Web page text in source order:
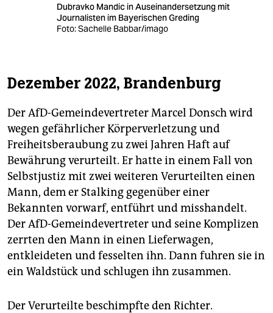
Dubravko Mandic in Auseinandersetzung mit
Journalisten im Bayerischen Greding
Foto: Sachelle Babbar/imago
Dezember 2022, Brandenburg
Der AfD-Gemeindevertreter Marcel Donsch wird
wegen gefährlicher Körperverletzung und
Freiheitsberaubung zu zwei Jahren Haft auf
Bewährung verurteilt. Er hatte in einem Fall von
Selbstjustiz mit zwei weiteren Verurteilten einen
Mann, dem er Stalking gegenüber einer
Bekannten vorwarf, entführt und misshandelt.
Der AfD-Ge­meindevertreter und seine Komplizen
zerrten den Mann in einen Lieferwagen,
entkleideten und fesselten ihn. Dann fuhren sie in
ein Waldstück und schlugen ihn zusammen.
Der Verurteilte beschimpfte den Richter.